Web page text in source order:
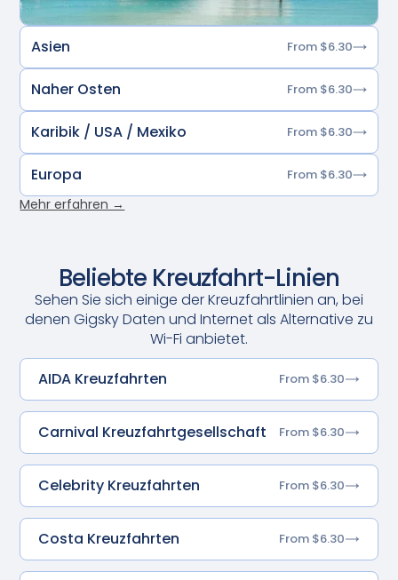
Asien From $6.30
Naher Osten From $6.30
Karibik / USA / Mexiko From $6.30
Europa From $6.30
Mehr erfahren →
Beliebte Kreuzfahrt-Linien
Sehen Sie sich einige der Kreuzfahrtlinien an, bei
denen Gigsky Daten und Internet als Alternative zu
Wi-Fi anbietet.
AIDA Kreuzfahrten
From $6.30
Carnival Kreuzfahrtgesellschaft From $6.30
Celebrity Kreuzfahrten From $6.30
Costa Kreuzfahrten From $6.30